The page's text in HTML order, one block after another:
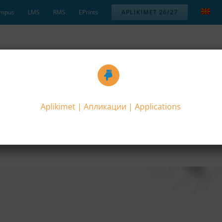
LMS RMS EPrints APLIKIMET 26/27
Aplikimet | Aпликации | Applications